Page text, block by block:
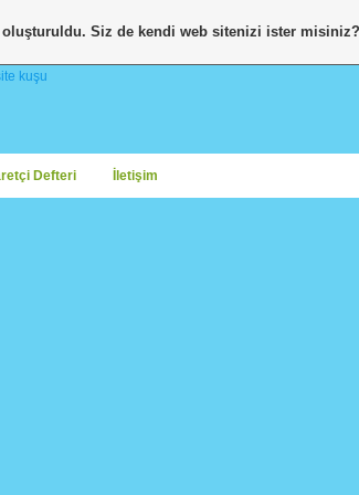
Defteri İletişim
Siz de kendi web sitenizi ister misiniz?